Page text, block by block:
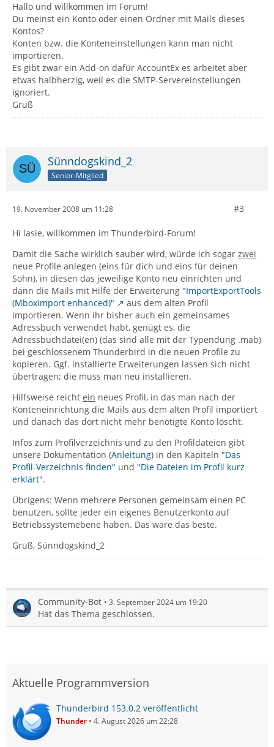
Hallo und willkommen im Forum!
Du meinst ein Konto oder einen Ordner mit Mails dieses
Kontos?
Konten bzw. die Konteneinstellungen kann man nicht
importieren.
Es gibt zwar ein Add-on dafür AccountEx es arbeitet aber
etwas halbherzig, weil es die SMTP-Servereinstellungen
ignoriert.
Gruß
Sünndogskind_2
Senior-Mitglied
19. November 2008 um 11:28 #3
Hi lasie, willkommen im Thunderbird-Forum!
Damit die Sache wirklich sauber wird, würde ich sogar zwei
neue Profile anlegen (eins für dich und eins für deinen
Sohn), in diesen das jeweilige Konto neu einrichten und
dann die Mails mit Hilfe der Erweiterung "ImportExportTools
(Mboximport enhanced)"
aus dem alten Profil
importieren. Wenn ihr bisher auch ein gemeinsames
Adressbuch verwendet habt, genügt es, die
Adressbuchdatei(en) (das sind alle mit der Typendung .mab)
bei geschlossenem Thunderbird in die neuen Profile zu
kopieren. Ggf. installierte Erweiterungen lassen sich nicht
übertragen; die muss man neu installieren.
Hilfsweise reicht ein neues Profil, in das man nach der
Konteneinrichtung die Mails aus dem alten Profil importiert
und danach das dort nicht mehr benötigte Konto löscht.
Infos zum Profilverzeichnis und zu den Profildateien gibt
unsere Dokumentation (Anleitung) in den Kapiteln "Das
Profil-Verzeichnis finden" und "Die Dateien im Profil kurz
erklärt".
Übrigens: Wenn mehrere Personen gemeinsam einen PC
benutzen, sollte jeder ein eigenes Benutzerkonto auf
Betriebssystemebene haben. Das wäre das beste.
Gruß, Sünndogskind_2
Community-Bot 3. September 2024 um 19:20
Hat das Thema geschlossen.
Aktuelle Programmversion
Thunderbird 153.0.2 veröffentlicht
Thunder 4. August 2026 um 22:28